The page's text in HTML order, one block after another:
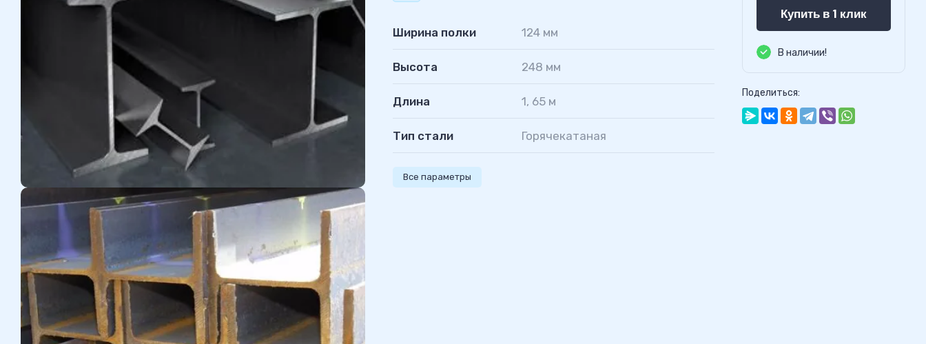
Ширина полки 124 мм
Высота 248 мм
Длина 1, 65 м
Тип стали Горячекатаная
Все параметры
Купить в 1 клик
В наличии!
Поделиться: